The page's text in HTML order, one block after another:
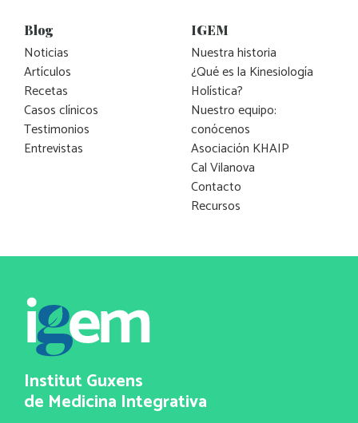
Blog
Noticias
Artículos
Recetas
Casos clínicos
Testimonios
Entrevistas
IGEM
Nuestra historia
¿Qué es la Kinesiología
Holística?
Nuestro equipo:
conócenos
Asociación KHAIP
Cal Vilanova
Contacto
Recursos
Institut Guxens
de Medicina Integrativa